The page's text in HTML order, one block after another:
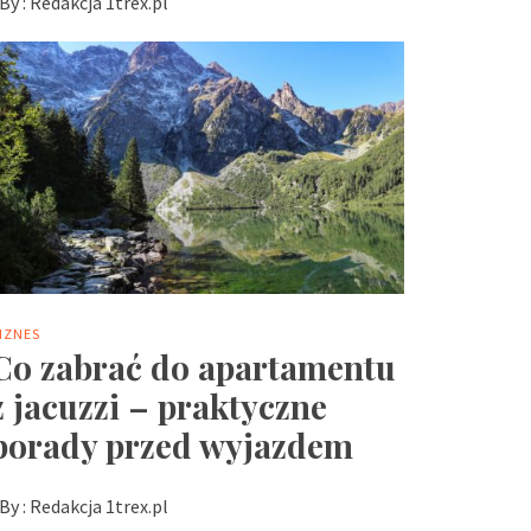
zabrać do apartamentu
jacuzzi – praktyczne
przed wyjazdem
: Redakcja 1trex.pl